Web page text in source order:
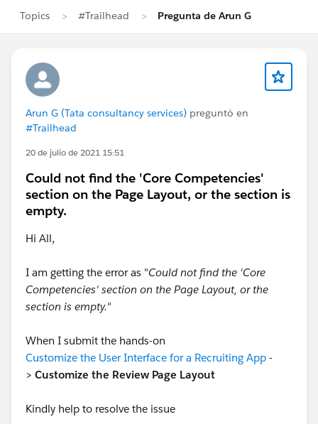
Topics #Trailhead Pregunta de Arun G
Arun G (Tata consultancy services) preguntó en
#Trailhead
20 de julio de 2021 15:51
Could not find the 'Core Competencies'
section on the Page Layout, or the section is
empty.
Hi All,
I am getting the error as "Could not find the 'Core
Competencies' section on the Page Layout, or the
section is empty."
When I submit the hands-on
Customize the User Interface for a Recruiting App -
> Customize the Review Page Layout
Kindly help to resolve the issue